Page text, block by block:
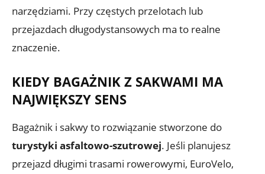
narzędziami. Przy częstych przelotach lub
przejazdach długodystansowych ma to realne
znaczenie.
KIEDY BAGAŻNIK Z SAKWAMI MA
NAJWIĘKSZY SENS
Bagażnik i sakwy to rozwiązanie stworzone do
turystyki asfaltowo-szutrowej. Jeśli planujesz
przejazd długimi trasami rowerowymi, EuroVelo,